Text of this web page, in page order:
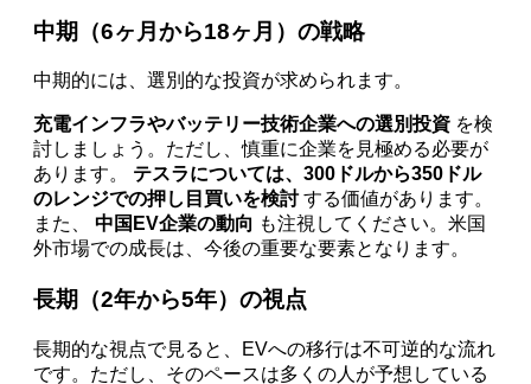
中期（6ヶ月から18ヶ月）の戦略
中期的には、選別的な投資が求められます。
充電インフラやバッテリー技術企業への選別投資 を検
討しましょう。ただし、慎重に企業を見極める必要が
あります。 テスラについては、300ドルから350ドル
のレンジでの押し目買いを検討する価値があります。
また、中国EV企業の動向 も注視してください。米国
外市場での成長は、今後の重要な要素となります。
長期（2年から5年）の視点
長期的な視点で見ると、EVへの移行は不可逆的な流れ
です。ただし、そのペースは多くの人が予想している